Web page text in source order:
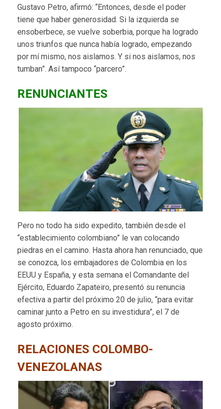
Gustavo Petro, afirmó: “Entonces, desde el poder
tiene que haber generosidad. Si la izquierda se
ensoberbece, se vuelve soberbia, porque ha logrado
unos triunfos que nunca había logrado, empezando
por mí mismo, nos aislamos. Y si nos aislamos, nos
tumban”. Así tampoco “parcero”.
RENUNCIANTES
Pero no todo ha sido expedito, también desde el
“establecimiento colombiano” le van colocando
piedras en el camino. Hasta ahora han renunciado, que
se conozca, los embajadores de Colombia en los
EEUU y España, y esta semana el Comandante del
Ejército, Eduardo Zapateiro, presentó su renuncia
efectiva a partir del próximo 20 de julio, “para evitar
caminar junto a Petro en su investidura”, el 7 de
agosto próximo.
RELACIONES COLOMBO-
VENEZOLANAS